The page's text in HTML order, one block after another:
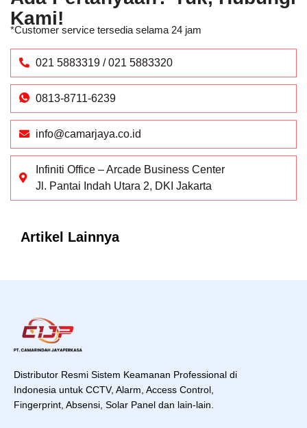
Kami!
*Customer service tersedia selama 24 jam
021 5883319 / 021 5883320
0813-8711-6239
info@camarjaya.co.id
Infiniti Office – Arcade Business Center
Jl. Pantai Indah Utara 2, DKI Jakarta
Artikel Lainnya
Distributor Resmi Sistem Keamanan Professional di
Indonesia untuk CCTV, Alarm, Access Control,
Fingerprint, Absensi, Solar Panel dan lain-lain.